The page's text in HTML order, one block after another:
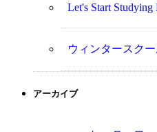
Let's Start
ウィンタースク
アーカイブ